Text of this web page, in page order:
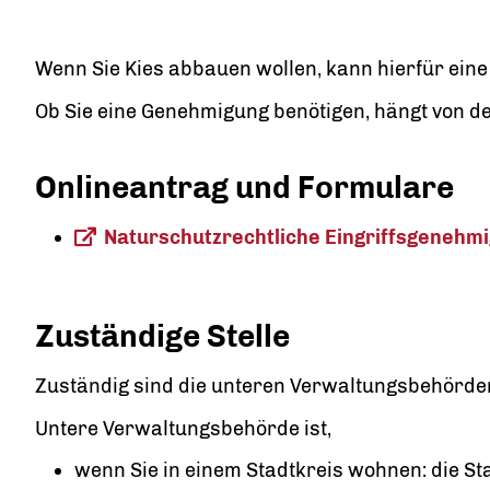
Wenn Sie Kies abbauen wollen, kann hierfür
Ob Sie eine Genehmigung benötigen, hängt von
Onlineantrag und Formulare
Naturschutzrechtliche
Zuständige Stelle
Zuständig sind die unteren
Untere Verwaltungsbehörde ist,
wenn Sie in einem Stadtkreis wohnen: die